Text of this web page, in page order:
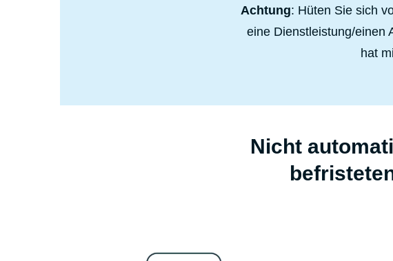
Achtung: Hüten Sie sich
eine Dienstleistung/einen
hat
Nicht